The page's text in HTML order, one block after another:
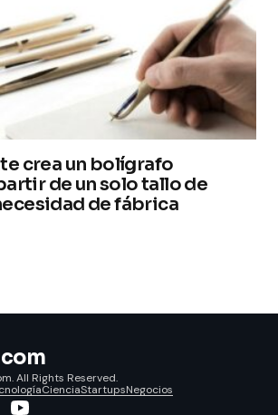
crea un bolígrafo
de un solo tallo de
de fábrica
All Rights Reserved.
CienciaStartupsNegocios